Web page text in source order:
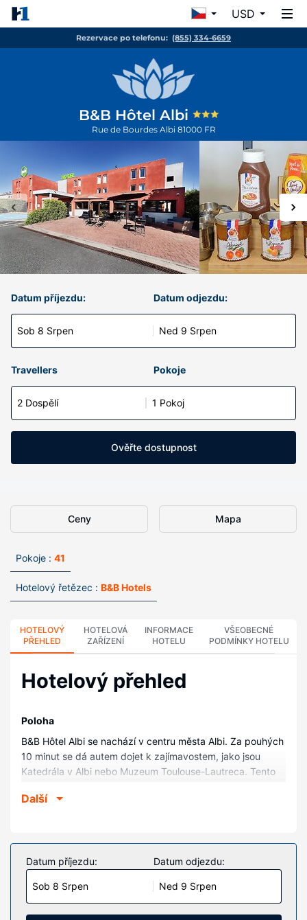
USD
Rezervace po telefonu: (855) 334-6659
B&B Hôtel Albi
Rue de Bourdes Albi 81000 FR
Datum příjezdu:
Sob 8 Srpen
Datum odjezdu:
Ned 9 Srpen
Travellers Pokoje
2 Dospělí 1 Pokoj
Ověřte dostupnost
Ceny Mapa
Pokoje : 41
Hotelový řetězec : B&B Hotels
HOTELOVÝ
PŘEHLED
HOTELOVÁ
ZAŘÍZENÍ
INFORMACE
HOTELU
VŠEOBECNÉ
PODMÍNKY HOTELU
Hotelový přehled
Poloha
B&B Hôtel Albi se nachází v centru města Albi. Za pouhých
10 minut se dá autem dojet k zajímavostem, jako jsou
Katedrála v Albi nebo Muzeum Toulouse-Lautreca. Tento
Pokoje
patří televize s plochou obrazovkou, se budete cítit jako
doma. Bezdrátový internet zdarma vám zajistí spojení se
světem a televize, která nabízí satelitní kanály, dobrou
zábavu. Soukromé koupelny nabízí vybavení, jehož
součástí jsou sprcha, toaletní potřeby zdarma a vysoušeč
Další
Datum příjezdu:
Sob 8 Srpen
Datum odjezdu:
Ned 9 Srpen